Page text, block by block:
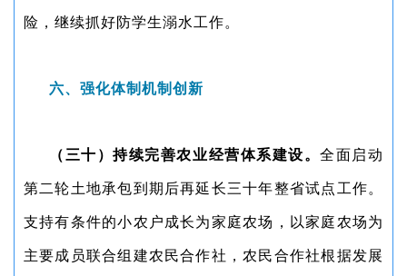
险，继续抓好防学生溺水工作。
六、强化体制机制创新
（三十）持续完善农业经营体系建设。全面启动
第二轮土地承包到期后再延长三十年整省试点工作。
支持有条件的小农户成长为家庭农场，以家庭农场为
主要成员联合组建农民合作社，农民合作社根据发展